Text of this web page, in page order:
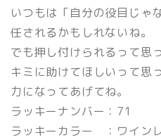
いつもは「自分の役目じゃ
任されるかもしれないね。
でも押し付けられるって思
キミに助けてほしいって思
力になってあげてね。
ラッキーナンバー：71
ラッキーカラー ：ワイン